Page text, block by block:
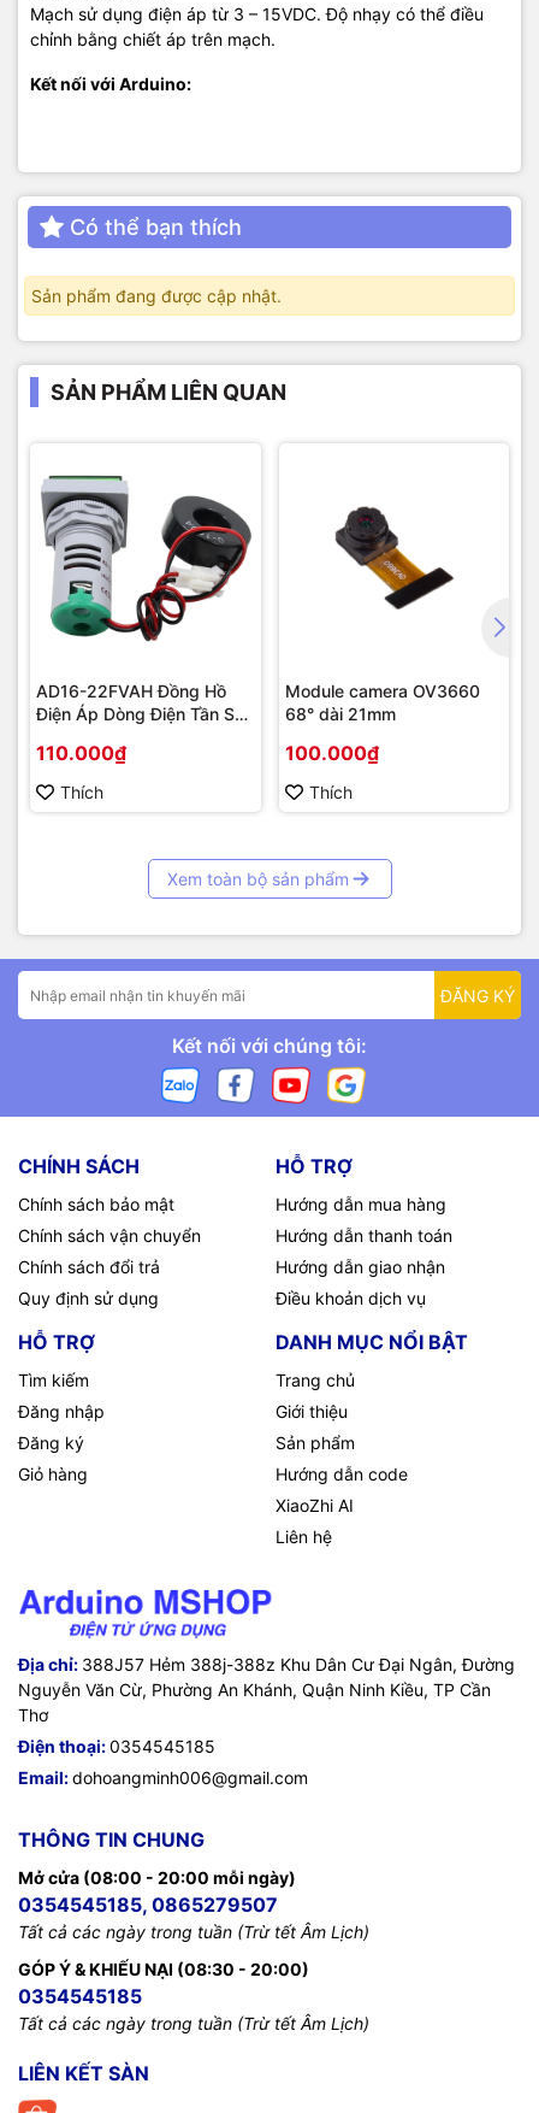
Mạch sử dụng điện áp từ 3 – 15VDC. Độ nhạy có thể điều
chỉnh bằng chiết áp trên mạch.
Kết nối với Arduino:
Có thể bạn thích
Sản phẩm đang được cập nhật.
SẢN PHẨM LIÊN QUAN
AD16-22FVAH Đồng Hồ
Điện Áp Dòng Điện Tần Số
110.000₫
Thích
Module camera OV3660
68° dài 21mm
100.000₫
Thích
Xem toàn bộ sản phẩm
ĐĂNG KÝ
Kết nối với chúng tôi:
CHÍNH SÁCH
Chính sách bảo mật
Chính sách vận chuyển
Chính sách đổi trả
Quy định sử dụng
HỖ TRỢ
Hướng dẫn mua hàng
Hướng dẫn thanh toán
Hướng dẫn giao nhận
Điều khoản dịch vụ
HỖ TRỢ
Tìm kiếm
Đăng nhập
Đăng ký
Giỏ hàng
DANH MỤC NỔI BẬT
Trang chủ
Giới thiệu
Sản phẩm
Hướng dẫn code
XiaoZhi AI
Liên hệ
Địa chỉ: 388J57 Hẻm 388j-388z Khu Dân Cư Đại Ngân, Đường
Nguyễn Văn Cừ, Phường An Khánh, Quận Ninh Kiều, TP Cần
Thơ
Điện thoại:0354545185
Email:dohoangminh006@gmail.com
THÔNG TIN CHUNG
Mở cửa (08:00 - 20:00 mỗi ngày)
0354545185, 0865279507
Tất cả các ngày trong tuần (Trừ tết Âm Lịch)
GÓP Ý & KHIẾU NẠI (08:30 - 20:00)
0354545185
Tất cả các ngày trong tuần (Trừ tết Âm Lịch)
LIÊN KẾT SÀN